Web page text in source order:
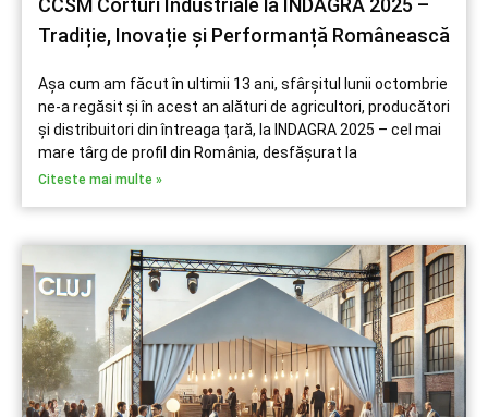
CCSM Corturi Industriale la INDAGRA 2025 –
Tradiție, Inovație și Performanță Românească
Așa cum am făcut în ultimii 13 ani, sfârșitul lunii octombrie
ne-a regăsit și în acest an alături de agricultori, producători
și distribuitori din întreaga țară, la INDAGRA 2025 – cel mai
mare târg de profil din România, desfășurat la
Citeste mai multe »